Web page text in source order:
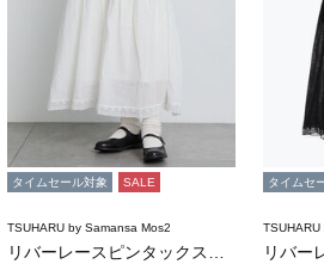
タイムセール対象 SALE
TSUHARU by Samansa Mos2
タイムセ